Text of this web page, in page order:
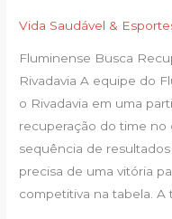
Vida Saudável &
Fluminense Busca
Rivadavia A equipe do
o Rivadavia em uma
recuperação do time no
sequência de
precisa de uma vitória
competitiva na tabela. A
se
recuperar
n…